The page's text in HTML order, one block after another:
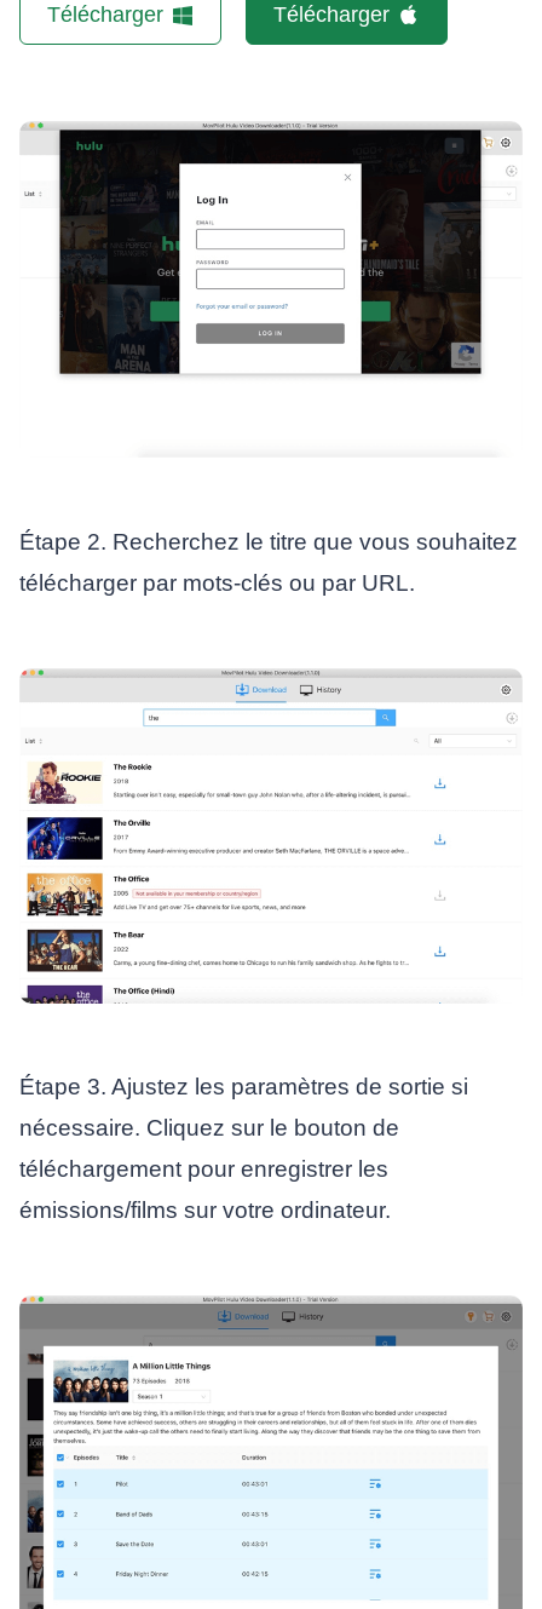
Télécharger Télécharger
Étape 2. Recherchez le titre que vous souhaitez
télécharger par mots-clés ou par URL.
Étape 3. Ajustez les paramètres de sortie si
nécessaire. Cliquez sur le bouton de
téléchargement pour enregistrer les
émissions/films sur votre ordinateur.